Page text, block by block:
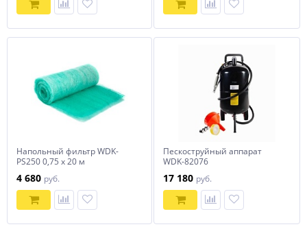
Напольный фильтр WDK-
PS250 0,75 x 20 м
4 680 руб.
Пескоструйный аппарат
WDK-82076
17 180 руб.